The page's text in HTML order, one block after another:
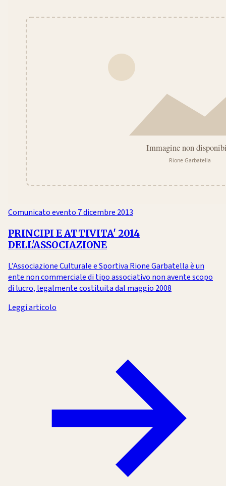
Comunicato evento7 dicembre 2013
PRINCIPI E ATTIVITA' 2014
DELL'ASSOCIAZIONE
L’Associazione Culturale e Sportiva Rione Garbatella è un
ente non commerciale di tipo associativo non avente scopo
di lucro, legalmente costituita dal maggio 2008
Leggi articolo